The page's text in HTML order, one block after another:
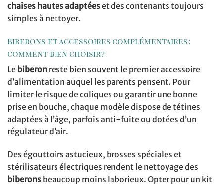
chaises hautes adaptéeset des contenants toujours
simples à nettoyer.
Biberons et accessoires complémentaires :
comment bien choisir ?
Le biberon reste bien souvent le premier accessoire
d’alimentation auquel les parents pensent. Pour
limiter le risque de coliques ou garantir une bonne
prise en bouche, chaque modèle dispose de tétines
adaptées à l’âge, parfois anti-fuite ou dotées d’un
régulateur d’air.
Des égouttoirs astucieux, brosses spéciales et
stérilisateurs électriques rendent le nettoyage des
biberons beaucoup moins laborieux. Opter pour un kit